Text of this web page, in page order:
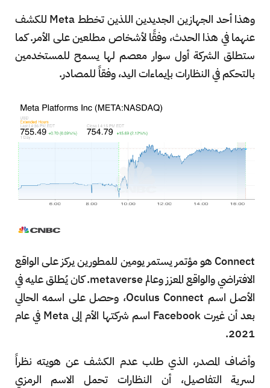
وهذا أحد الجهازين الجديدين اللذين تخطط Meta للكشف
عنهما في هذا الحدث، وفقًا لأشخاص مطلعين على الأمر. كما
ستطلق الشركة أول سوار معصم لها يسمح للمستخدمين
بالتحكم في النظارات بإيماءات اليد، وفقاً للمصادر.
Connect هو مؤتمر يستمر يومين للمطورين يركز على الواقع
الافتراضي والواقع المعزز وعالم metaverse. كان يُطلق عليه في
الأصل اسم Oculus Connect، وحصل على اسمه الحالي
بعد أن غيرت Facebook اسم شركتها الأم إلى Meta في عام
2021.
وأضاف المصدر، الذي طلب عدم الكشف عن هويته نظراً
لسرية التفاصيل، أن النظارات تحمل الاسم الرمزي